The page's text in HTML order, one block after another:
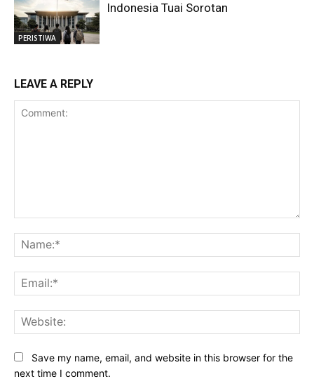
PERISTIWA
Indonesia Tuai Sorotan
LEAVE A REPLY
Save my name, email, and website in this browser for the
next time I comment.